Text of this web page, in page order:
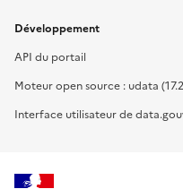
Développement
API du portail
Moteur open source : udata
Interface utilisateur de